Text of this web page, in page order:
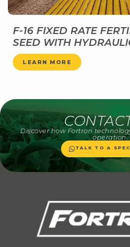
F-16 FIXED RATE
SEED WITH
LEARN MORE
Discover how Fortron
operation.
TALK TO A